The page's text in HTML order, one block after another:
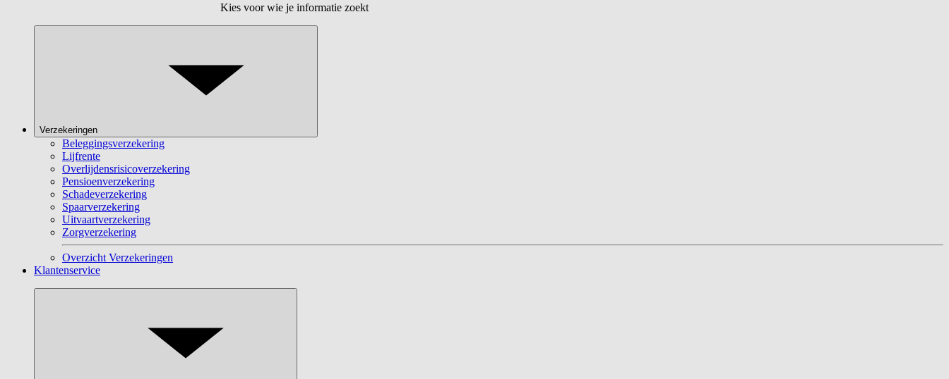
Kies voor wie je informatie zoekt
Verzekeringen
Beleggingsverzekering
Lijfrente
Overlijdensrisicoverzekering
Pensioenverzekering
Schadeverzekering
Spaarverzekering
Uitvaartverzekering
Zorgverzekering
Overzicht Verzekeringen
Klantenservice